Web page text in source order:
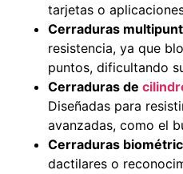
tarjetas o
Cerraduras
resistencia, ya que
puntos, dificultando
Cerraduras de
Diseñadas para
avanzadas, como el
Cerraduras
dactilares o